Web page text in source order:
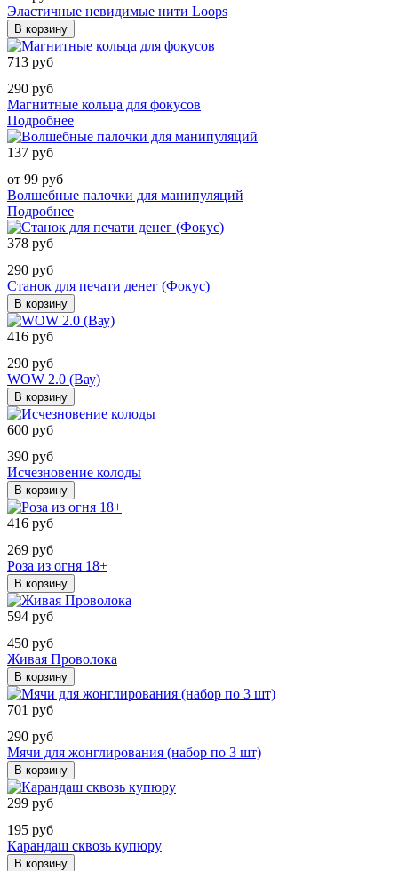
Эластичные невидимые нити Loops
В корзину
713 руб
290 руб
Магнитные кольца для фокусов
Подробнее
137 руб
от 99 руб
Волшебные палочки для манипуляций
Подробнее
378 руб
290 руб
Станок для печати денег (Фокус)
В корзину
416 руб
290 руб
WOW 2.0 (Вау)
В корзину
600 руб
390 руб
Исчезновение колоды
В корзину
416 руб
269 руб
Роза из огня 18+
В корзину
594 руб
450 руб
Живая Проволока
В корзину
701 руб
290 руб
Мячи для жонглирования (набор по 3 шт)
В корзину
299 руб
195 руб
Карандаш сквозь купюру
В корзину